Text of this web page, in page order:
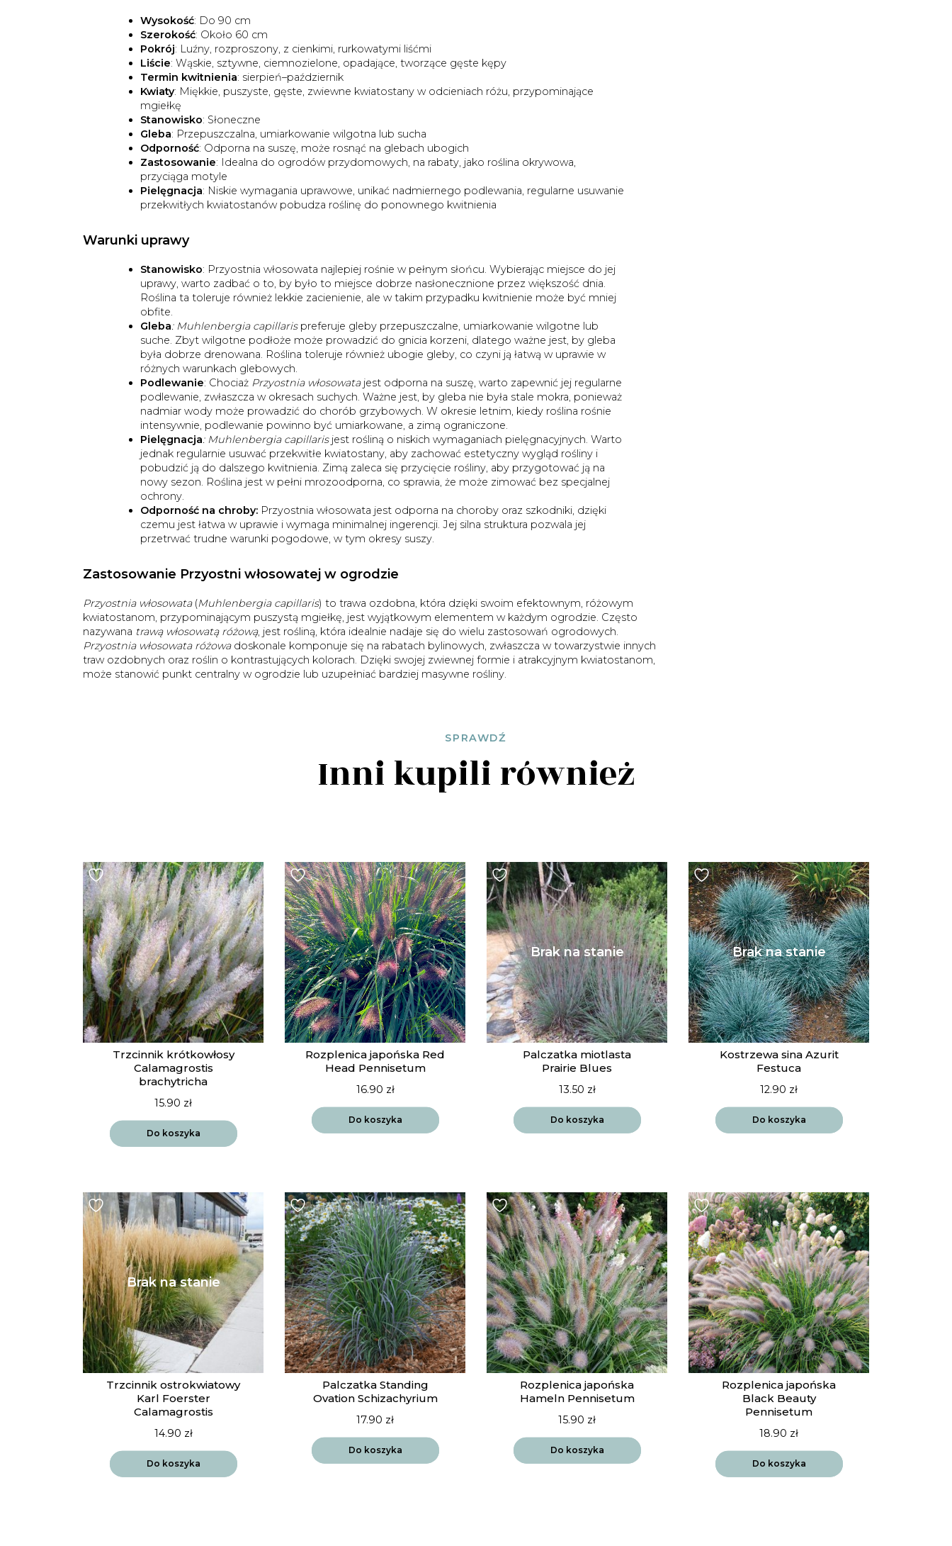
Wysokość: Do 90 cm
Szerokość: Około 60 cm
Pokrój: Luźny, rozproszony, z cienkimi, rurkowatymi liśćmi
Liście: Wąskie, sztywne, ciemnozielone, opadające, tworzące gęste kępy
Termin kwitnienia: sierpień–październik
Kwiaty: Miękkie, puszyste, gęste, zwiewne kwiatostany w odcieniach różu, przypominające
mgiełkę
Stanowisko: Słoneczne
Gleba: Przepuszczalna, umiarkowanie wilgotna lub sucha
Odporność: Odporna na suszę, może rosnąć na glebach ubogich
Zastosowanie: Idealna do ogrodów przydomowych, na rabaty, jako roślina okrywowa,
przyciąga motyle
Pielęgnacja: Niskie wymagania uprawowe, unikać nadmiernego podlewania, regularne usuwanie
przekwitłych kwiatostanów pobudza roślinę do ponownego kwitnienia
Warunki uprawy
Stanowisko: Przyostnia włosowata najlepiej rośnie w pełnym słońcu. Wybierając miejsce do jej
uprawy, warto zadbać o to, by było to miejsce dobrze nasłonecznione przez większość dnia.
Roślina ta toleruje również lekkie zacienienie, ale w takim przypadku kwitnienie może być mniej
obfite.
Gleba: Muhlenbergia capillarispreferuje gleby przepuszczalne, umiarkowanie wilgotne lub
suche. Zbyt wilgotne podłoże może prowadzić do gnicia korzeni, dlatego ważne jest, by gleba
była dobrze drenowana. Roślina toleruje również ubogie gleby, co czyni ją łatwą w uprawie w
różnych warunkach glebowych.
Podlewanie: Chociaż Przyostnia włosowatajest odporna na suszę, warto zapewnić jej regularne
podlewanie, zwłaszcza w okresach suchych. Ważne jest, by gleba nie była stale mokra, ponieważ
nadmiar wody może prowadzić do chorób grzybowych. W okresie letnim, kiedy roślina rośnie
intensywnie, podlewanie powinno być umiarkowane, a zimą ograniczone.
Pielęgnacja: Muhlenbergia capillarisjest rośliną o niskich wymaganiach pielęgnacyjnych. Warto
jednak regularnie usuwać przekwitłe kwiatostany, aby zachować estetyczny wygląd rośliny i
pobudzić ją do dalszego kwitnienia. Zimą zaleca się przycięcie rośliny, aby przygotować ją na
nowy sezon. Roślina jest w pełni mrozoodporna, co sprawia, że może zimować bez specjalnej
ochrony.
Odporność na chroby: Przyostnia włosowata jest odporna na choroby oraz szkodniki, dzięki
czemu jest łatwa w uprawie i wymaga minimalnej ingerencji. Jej silna struktura pozwala jej
przetrwać trudne warunki pogodowe, w tym okresy suszy.
Zastosowanie Przyostni włosowatej w ogrodzie
Przyostnia włosowata(Muhlenbergia capillaris) to trawa ozdobna, która dzięki swoim efektownym, różowym
kwiatostanom, przypominającym puszystą mgiełkę, jest wyjątkowym elementem w każdym ogrodzie. Często
nazywana trawą włosowatą różową, jest rośliną, która idealnie nadaje się do wielu zastosowań ogrodowych.
Przyostnia włosowata różowadoskonale komponuje się na rabatach bylinowych, zwłaszcza w towarzystwie innych
traw ozdobnych oraz roślin o kontrastujących kolorach. Dzięki swojej zwiewnej formie i atrakcyjnym kwiatostanom,
może stanowić punkt centralny w ogrodzie lub uzupełniać bardziej masywne rośliny.
SPRAWDŹ
Inni kupili również
Trzcinnik krótkowłosy
Calamagrostis
brachytricha
15.90 zł
Do koszyka
Rozplenica japońska Red
Head Pennisetum
16.90 zł
Do koszyka
Palczatka miotlasta
Prairie Blues
13.50 zł
Do koszyka
Kostrzewa sina Azurit
Festuca
12.90 zł
Do koszyka
Trzcinnik ostrokwiatowy
Karl Foerster
Calamagrostis
14.90 zł
Do koszyka
Palczatka Standing
Ovation Schizachyrium
17.90 zł
Do koszyka
Rozplenica japońska
Hameln Pennisetum
15.90 zł
Do koszyka
Rozplenica japońska
Black Beauty
Pennisetum
18.90 zł
Do koszyka